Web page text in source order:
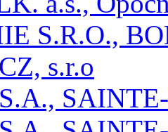
S.R.O.,
s.r.o